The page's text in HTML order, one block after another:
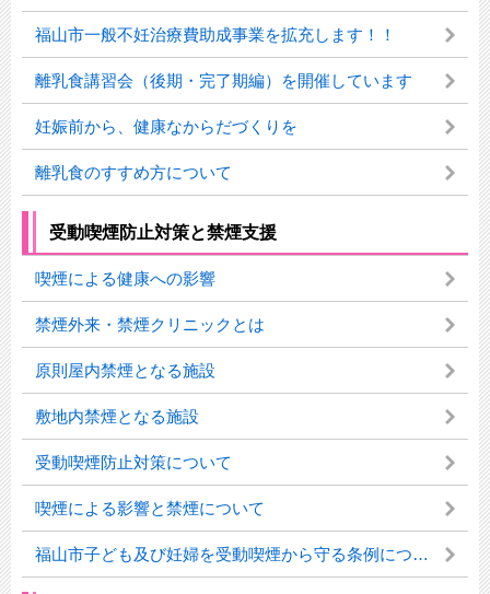
福山市一般不妊治療費助成事業を拡充します！！
離乳食講習会（後期・完了期編）を開催しています
妊娠前から、健康なからだづくりを
離乳食のすすめ方について
受動喫煙防止対策と禁煙支援
喫煙による健康への影響
禁煙外来・禁煙クリニックとは
原則屋内禁煙となる施設
敷地内禁煙となる施設
受動喫煙防止対策について
喫煙による影響と禁煙について
福山市子ども及び妊婦を受動喫煙から守る条例について